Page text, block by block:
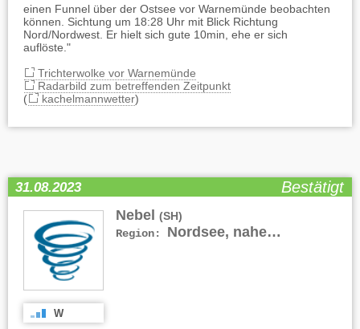
einen Funnel über der Ostsee vor Warnemünde beobachten
können. Sichtung um 18:28 Uhr mit Blick Richtung
Nord/Nordwest. Er hielt sich gute 10min, ehe er sich
auflöste."
Trichterwolke vor Warnemünde
Radarbild zum betreffenden Zeitpunkt
(
kachelmannwetter)
31.08.2023 Bestätigt
Nebel
(SH)
Region: Nordsee, nahe Insel Amrum
W